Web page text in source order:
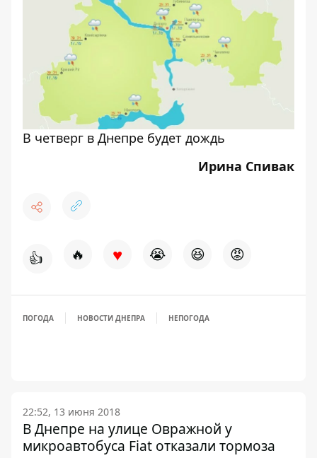
В четверг в Днепре будет дождь
Ирина Спивак
👍 🔥 ♥ 😭 😆 😡
ПОГОДА НОВОСТИ ДНЕПРА НЕПОГОДА
22:52, 13 июня 2018
В Днепре на улице Овражной у
микроавтобуса Fiat отказали тормоза